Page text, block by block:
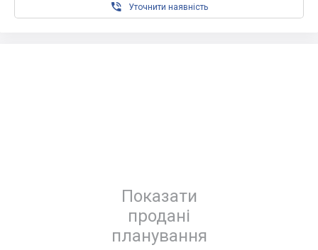
 Уточнити наявність
Показати
продані
планування